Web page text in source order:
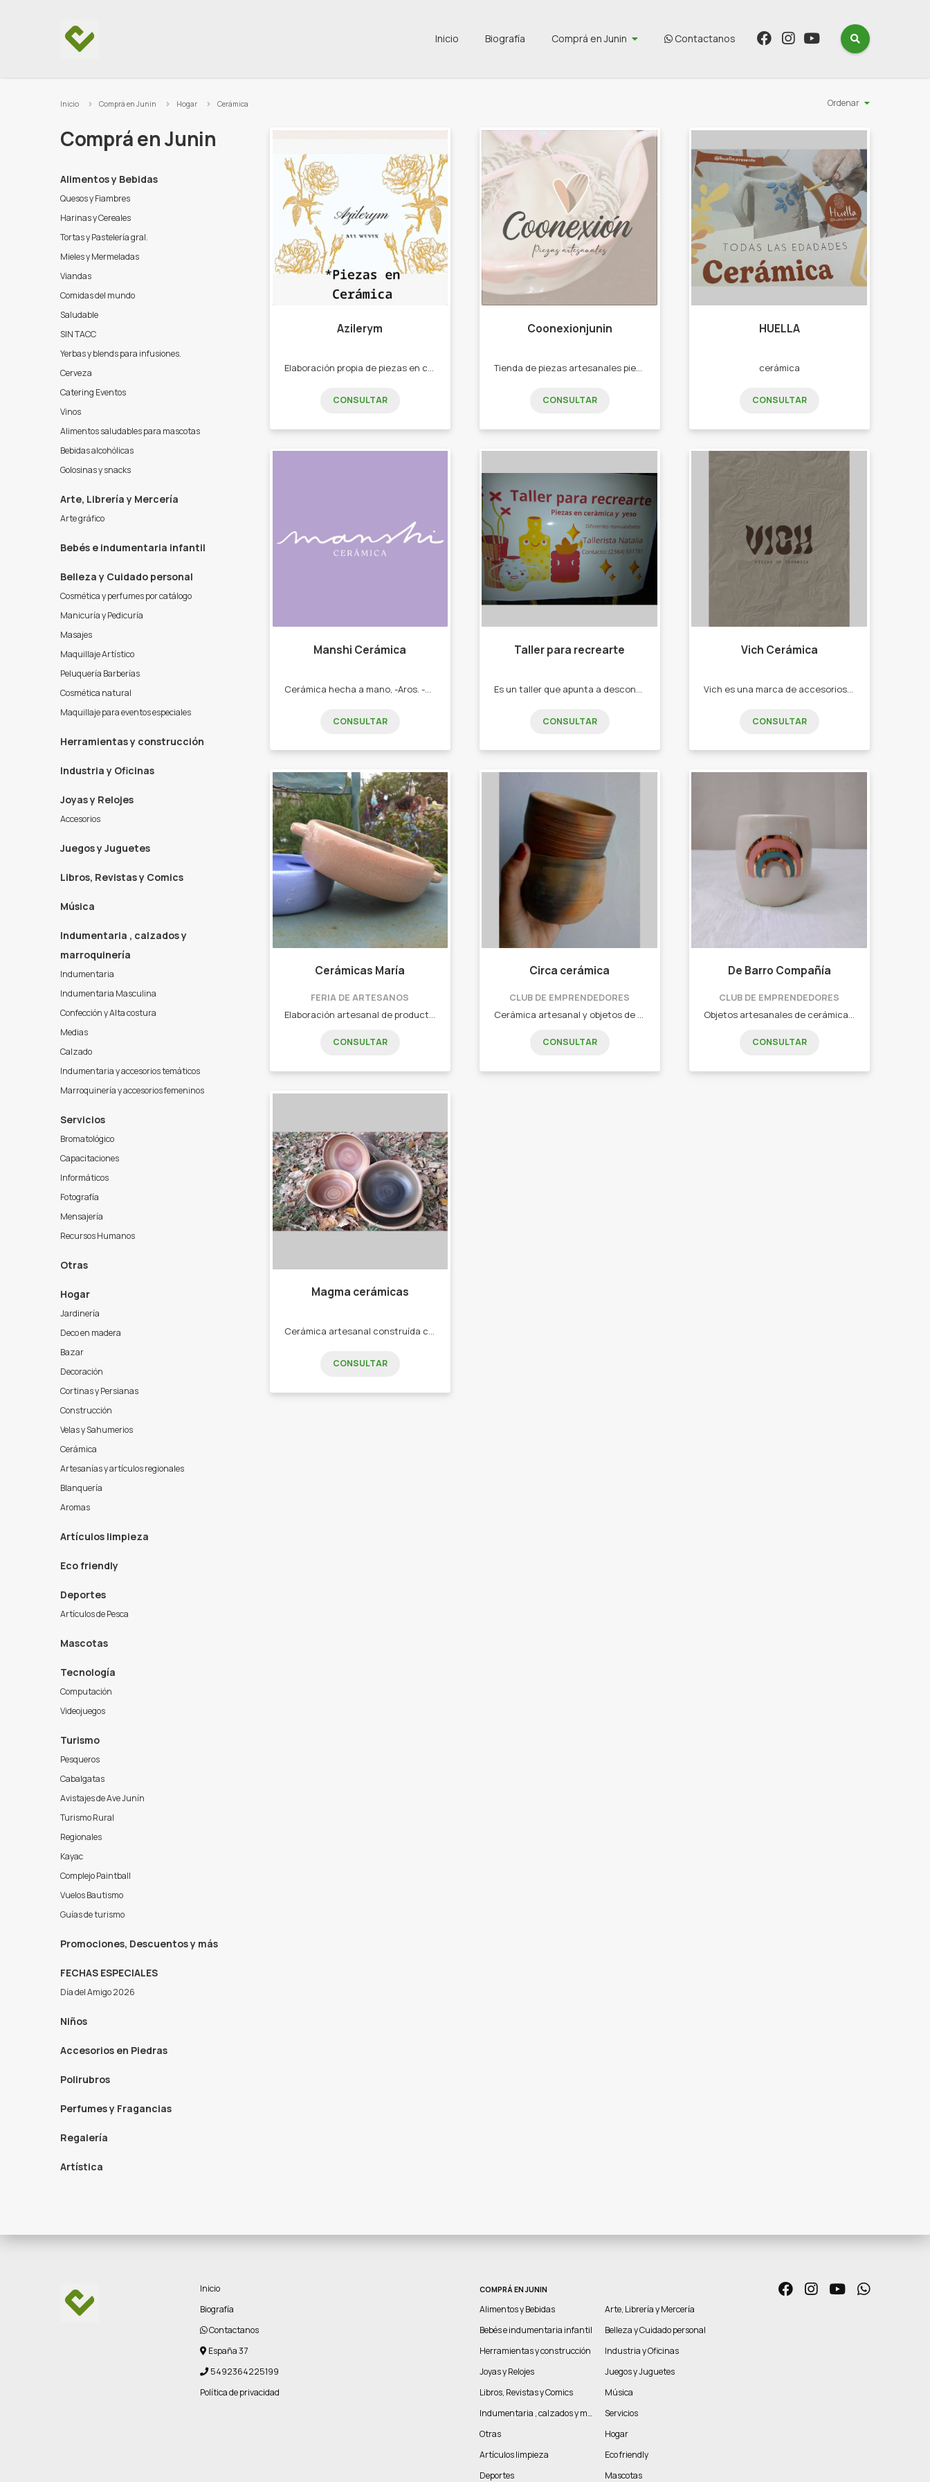
Inicio Biografía Comprá en Junin Contactanos
Inicio Comprá en Junin Hogar Cerámica
Comprá en Junin
Alimentos y Bebidas
Quesos y Fiambres
Harinas y Cereales
Tortas y Pastelería gral.
Mieles y Mermeladas
Viandas
Comidas del mundo
Saludable
SIN TACC
Yerbas y blends para infusiones.
Cerveza
Catering Eventos
Vinos
Alimentos saludables para mascotas
Bebidas alcohólicas
Golosinas y snacks
Arte, Librería y Mercería
Arte gráfico
Bebés e indumentaria infantil
Belleza y Cuidado personal
Cosmética y perfumes por catálogo
Manicuría y Pedicuría
Masajes
Maquillaje Artístico
Peluquería Barberías
Cosmética natural
Maquillaje para eventos especiales
Herramientas y construcción
Industria y Oficinas
Joyas y Relojes
Accesorios
Juegos y Juguetes
Libros, Revistas y Comics
Música
Indumentaria , calzados y
marroquinería
Indumentaria
Indumentaria Masculina
Confección y Alta costura
Medias
Calzado
Indumentaria y accesorios temáticos
Marroquinería y accesorios femeninos
Servicios
Bromatológico
Capacitaciones
Informáticos
Fotografía
Mensajería
Recursos Humanos
Otras
Hogar
Jardinería
Deco en madera
Bazar
Decoración
Cortinas y Persianas
Construcción
Velas y Sahumerios
Cerámica
Artesanías y artículos regionales
Blanquería
Aromas
Artículos limpieza
Eco friendly
Deportes
Artículos de Pesca
Mascotas
Tecnología
Computación
Videojuegos
Turismo
Pesqueros
Cabalgatas
Avistajes de Ave Junín
Turismo Rural
Regionales
Kayac
Complejo Paintball
Vuelos Bautismo
Guías de turismo
Promociones, Descuentos y más
FECHAS ESPECIALES
Día del Amigo 2026
Niños
Accesorios en Piedras
Polirubros
Perfumes y Fragancias
Regalería
Artística
Ordenar
Azilerym
Elaboración propia de piezas en cerámica Portasahumerios. -jaboneras. -fuentes de todos tamaños y formas. -platos. -tazas. -cuencos.
CONSULTAR
Coonexionjunin
Tienda de piezas artesanales piezas en cerámica y madera, textiles artesanales,cestería, decoración, regalería .
CONSULTAR
HUELLA
cerámica
CONSULTAR
Manshi Cerámica
Cerámica hecha a mano, -Aros. -collares. -accesorios.
CONSULTAR
Taller para recrearte
Es un taller que apunta a desconectar con la realidad para sumergirse en el arte con diferentes -tecnicas -Sahumerios - Artículos de decoración. -Manualidades en madrra carton tela
CONSULTAR
Vich Cerámica
Vich es una marca de accesorios de ceramica artesanal. Donde diseñamos piezas unicas, versatiles que combinan el diseño moderno con el trabajo hecho a mano. Mi objetivo es acompañar a las mujeres que buscan accesorios originales que reflejan su estilo y personalidad. Principalmente nuestros productos son accesorios como -aros -collares -pulseras -vinchas -colitas para niñas. Pero también se pueden encontrar algunas piezas especiales para eventos puntuales
CONSULTAR
Cerámicas María
FERIA DE ARTESANOS
Elaboración artesanal de productos de Cerámica, trabajamos por encargue!! - Compoteras tazas - Tazones - Reloj - Macetas - Bandejas - Juego de mate yerba y azúcar - Ensaladeras - Bachas
CONSULTAR
Circa cerámica
CLUB DE EMPRENDEDORES
Cerámica artesanal y objetos de uso cotidiano. - Vajilla y joyería contemporánea. - Mates, tazas, platos, cuencos, aros, y mas!!
CONSULTAR
De Barro Compañía
CLUB DE EMPRENDEDORES
Objetos artesanales de cerámica para acompañar tu día a día. Tazas, Platos, Ensaladeras, Jaboneras, Deco en cerámica.
CONSULTAR
Magma cerámicas
Cerámica artesanal construída con materiales nobles como la arcilla y tintes naturales. Horneada a leña y curada con cera natural de abejas. Producto libre de químicos tóxicos, no contaminante y respetuoso de la naturaleza en sus procesos de producción. Entre nuestros productos te ofrecemos : -Cuencos -Mates -Vasos -Fuentes -Sahumadoras -Collares -Anforitas aromaterapia.
CONSULTAR
Inicio
Biografía
Contactanos
España 37
5492364225199
Política de privacidad
COMPRÁ EN JUNIN
Alimentos y Bebidas
Arte, Librería y Mercería
Bebés e indumentaria infantil
Belleza y Cuidado personal
Herramientas y construcción
Industria y Oficinas
Joyas y Relojes
Juegos y Juguetes
Libros, Revistas y Comics
Música
Indumentaria , calzados y marroquinería
Servicios
Otras
Hogar
Artículos limpieza
Eco friendly
Deportes
Mascotas